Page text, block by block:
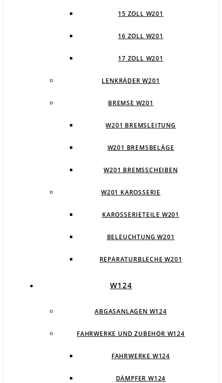
15 ZOLL W201
16 ZOLL W201
17 ZOLL W201
LENKRÄDER W201
BREMSE W201
W201 BREMSLEITUNG
W201 BREMSBELÄGE
W201 BREMSSCHEIBEN
W201 KAROSSERIE
KAROSSERIETEILE W201
BELEUCHTUNG W201
REPARATURBLECHE W201
W124
ABGASANLAGEN W124
FAHRWERKE UND ZUBEHÖR W124
FAHRWERKE W124
DÄMPFER W124